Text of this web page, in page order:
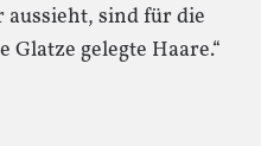
sind für die
gelegte Haare.“